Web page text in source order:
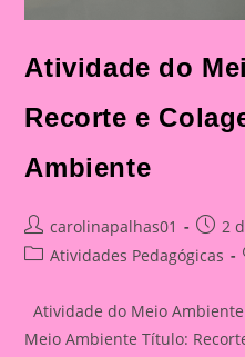
Atividade do
Recorte e
Ambiente
Post
author:
carolinapalhas01
Post2
PostAtividades Pedagógicas
Atividade do Meio
Meio Ambiente Título: